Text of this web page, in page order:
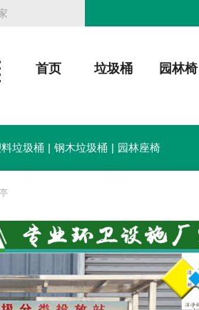
首页 垃圾桶 园林椅
垃圾桶 | 钢木垃圾桶 | 园林座椅